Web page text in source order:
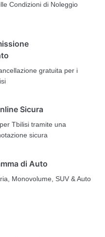
Condizioni di Noleggio
gratuita per i
Sicura
Tbilisi tramite una
sicura
di Auto
Monovolume, SUV & Auto